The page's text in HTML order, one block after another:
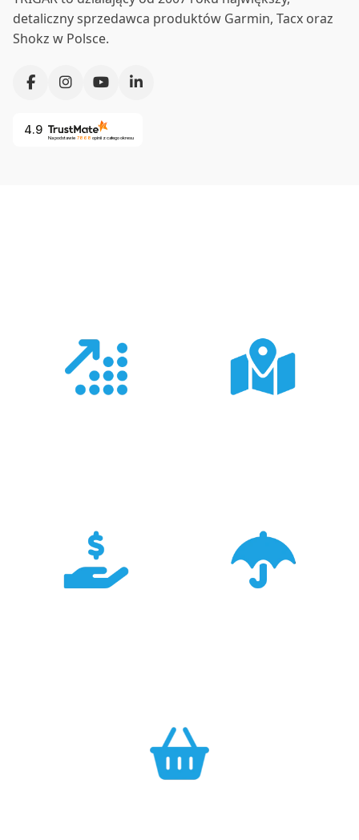
detaliczny sprzedawca produktów Garmin, Tacx oraz
Shokz w Polsce.
4.9
Na podstawie 7868 opinii z całego okresu